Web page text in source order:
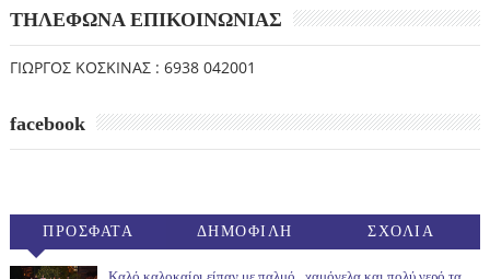
ΤΗΛΕΦΩΝΑ ΕΠΙΚΟΙΝΩΝΙΑΣ
ΓΙΩΡΓΟΣ ΚΟΣΚΙΝΑΣ : 6938 042001
facebook
ΠΡΟΣΦΑΤΑ ΔΗΜΟΦΙΛΗ ΣΧΟΛΙΑ